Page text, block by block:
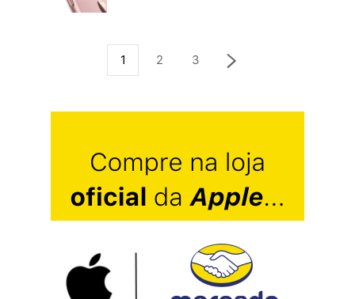
1 2 3